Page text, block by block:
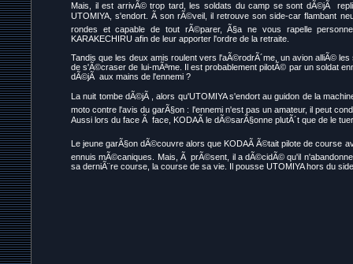
Mais, il est arrivÃ© trop tard, les soldats du camp se sont dÃ©jÃ
UTOMIYA, s'endort. Ã son rÃ©veil, il retrouve son side-car flambant
rondes et capable de tout rÃ©parer, Ã§a ne vous rapelle
KARAKECHIRU afin de leur apporter l'ordre de la retraite.
Tandis que les deux amis roulent vers l'aÃ©rodrÃ´me, un avion alliÃ©
de s'Ã©craser de lui-mÃªme. Il est probablement pilotÃ© par un soldat
dÃ©jÃ aux mains de l'ennemi ?
La nuit tombe dÃ©jÃ , alors qu'UTOMIYA s'endort au guidon de la
moto contre l'avis du garÃ§on : l'ennemi n'est pas un amateur, il peut
Aussi lors du face Ã face, KODAÃ le dÃ©sarÃ§onne plutÃ´t que de le
Le jeune garÃ§on dÃ©couvre alors que KODAÃ Ã©tait pilote de course
ennuis mÃ©caniques. Mais, Ã prÃ©sent, il a dÃ©cidÃ© qu'il
sa derniÃ¨re course, la course de sa vie. Il pousse UTOMIYA hors du